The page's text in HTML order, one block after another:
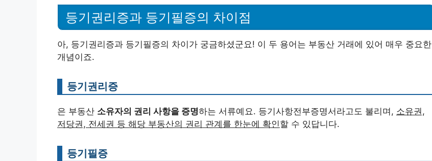
등기권리증과 등기필증의 차이점
아, 등기권리증과 등기필증의 차이가 궁금하셨군요! 이 두 용어는 부동산 거래에 있어 매우 중요한
개념이죠.
등기권리증
은 부동산 소유자의 권리 사항을 증명하는 서류예요. 등기사항전부증명서라고도 불리며, 소유권,
저당권, 전세권 등 해당 부동산의 권리 관계를 한눈에 확인할 수 있답니다.
등기필증